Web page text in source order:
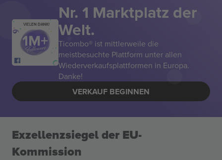
VIELEN DANK!
Nr. 1 Marktplatz der
Welt.
Ticombo® ist mittlerweile die
meistbesuchte Plattform unter allen
Wiederverkaufsplattformen in Europa.
Danke!
VERKAUF BEGINNEN
Exzellenzsiegel der EU-
Kommission